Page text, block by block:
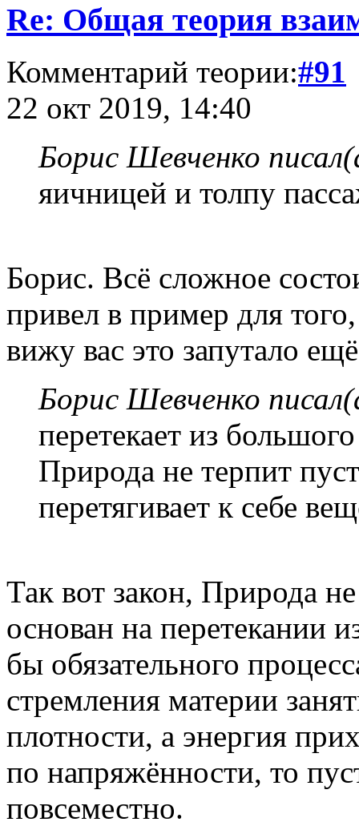
Re: Общая теория
Комментарий теории:#91
22 окт 2019, 14:40
Борис Шевченко
яичницей и толпу
Борис. Всё сложное
привел в пример для
вижу вас это запутало
Борис Шевченко
перетекает из
Природа не терпит
перетягивает к себе
Так вот закон, Природа
основан на перетекании
бы обязательного
стремления материи
плотности, а энергия
по напряжённости, то
повсеместно.